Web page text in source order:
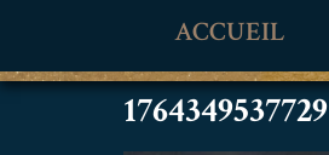
ACCUEIL
1764349537729